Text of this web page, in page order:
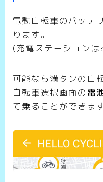
電動自転車のバッテ
ります。
(充電ステーションは
可能なら満タンの自
自転車選択画面の 電
て乗ることができます